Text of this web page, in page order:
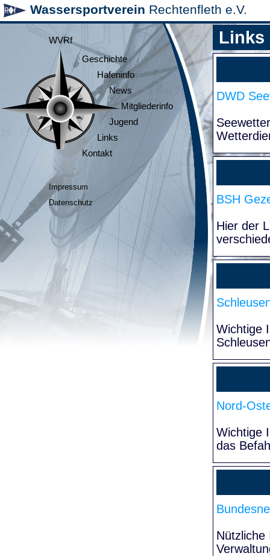
Wassersportverein Rechtenfleth e.V.
WVRf
Geschichte
Hafeninfo
News
Mitgliederinfo
Jugend
Links
Kontakt
Impressum
Datenschutz
Links
DWD
BSH
Hier der
Wichtige
Nord-
Wichtige
das
Nützliche